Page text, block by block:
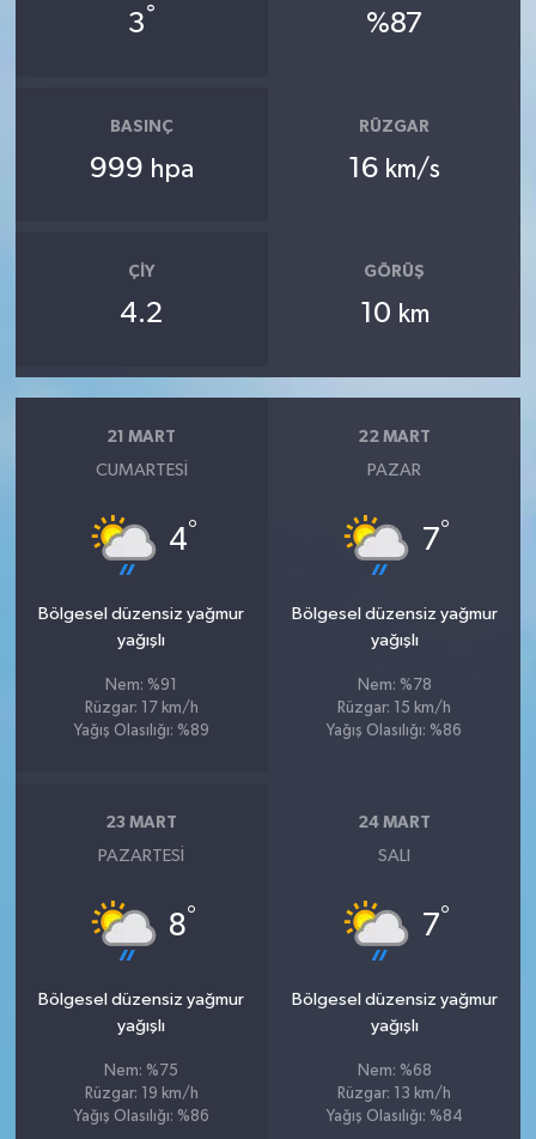
3° %87
BASINÇ
999 hpa
RÜZGAR
16 km/s
ÇIY
4.2
GÖRÜŞ
10 km
21 MART
CUMARTESI
4°
Bölgesel düzensiz yağmur
yağışlı
Nem: %91
Rüzgar: 17 km/h
Yağış Olasılığı: %89
22 MART
PAZAR
7°
Bölgesel düzensiz yağmur
yağışlı
Nem: %78
Rüzgar: 15 km/h
Yağış Olasılığı: %86
23 MART
PAZARTESI
8°
Bölgesel düzensiz yağmur
yağışlı
Nem: %75
Rüzgar: 19 km/h
Yağış Olasılığı: %86
24 MART
SALI
7°
Bölgesel düzensiz yağmur
yağışlı
Nem: %68
Rüzgar: 13 km/h
Yağış Olasılığı: %84